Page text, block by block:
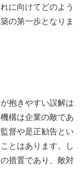
に向けてどのよう
の第一歩となりま
抱きやすい誤解は
構は企業の敵であ
督や是正勧告とい
とはあります。し
措置であり、敵対